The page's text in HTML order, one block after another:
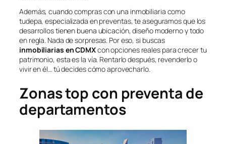
Además, cuando compras con una inmobiliaria como
tudepa, especializada en preventas, te aseguramos que los
desarrollos tienen buena ubicación, diseño moderno y todo
en regla. Nada de sorpresas. Por eso, si buscas
inmobiliarias en CDMXcon opciones reales para crecer tu
patrimonio, esta es la vía. Rentarlo después, revenderlo o
vivir en él… tú decides cómo aprovecharlo.
Zonas top con preventa de
departamentos